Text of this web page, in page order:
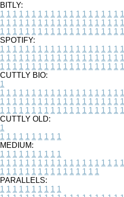
BITLY:
1 1 1 1 1 1 1 1 1 1 1 1 1 1 1 1 1 1 1 1
1 1 1 1 1 1 1 1 1 1 1 1 1 1 1 1 1 1 1 1
1 1 1 1 1 1 1 1 1 1 1 1 1 1 1 1 1 1 1 1
SPOTIFY:
1 1 1 1 1 1 1 1 1 1 1 1 1 1 1 1 1 1 1 1
1 1 1 1 1 1 1 1 1 1 1 1 1 1 1 1 1 1 1 1
1 1 1 1 1 1 1 1 1 1 1 1 1 1 1 1 1 1 1 1
CUTTLY BIO:
1
1 1 1 1 1 1 1 1 1 1 1 1 1 1 1 1 1 1 1 1
1 1 1 1 1 1 1 1 1 1 1 1 1 1 1 1 1 1 1 1
1 1 1 1 1 1 1 1 1 1 1 1 1 1 1 1 1 1 1 1
CUTTLY OLD:
1
1 1 1 1 1 1 1 1 1 1
MEDIUM:
1 1 1 1 1 1 1 1 1 1
1 1 1 1 1 1 1 1 1 1 1 1 1 1 1 1 1 1 1 1
1 1 1 1 1 1 1 1 1 1 1 1 1 1 1 1
PARALLELS:
1 1 1 1 1 1 1 1 1 1